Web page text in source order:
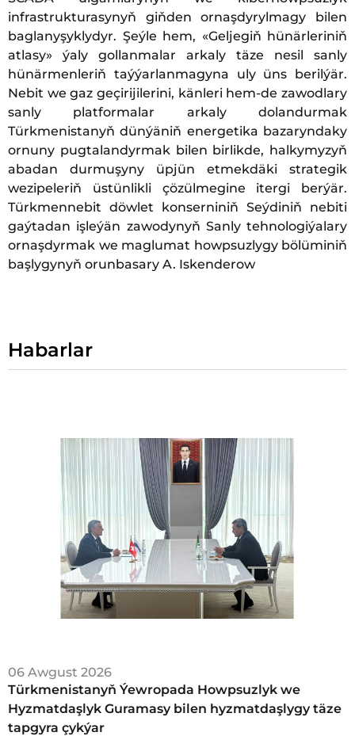
infrastrukturasynyň giňden ornaşdyrylmagy bilen
baglanyşyklydyr. Şeýle hem, «Geljegiň hünärleriniň
atlasy» ýaly gollanmalar arkaly täze nesil sanly
hünärmenleriň taýýarlanmagyna uly üns berilýär.
Nebit we gaz geçirijilerini, känleri hem-de zawodlary
sanly platformalar arkaly dolandurmak
Türkmenistanyň dünýäniň energetika bazaryndaky
ornuny pugtalandyrmak bilen birlikde, halkymyzyň
abadan durmuşyny üpjün etmekdäki strategik
wezipeleriň üstünlikli çözülmegine itergi berýär.
Türkmennebit döwlet konserniniň Seýdiniň nebiti
gaýtadan işleýän zawodynyň Sanly tehnologiýalary
ornaşdyrmak we maglumat howpsuzlygy bölüminiň
başlygynyň orunbasary A. Iskenderow
Habarlar
06 Awgust 2026
Türkmenistanyň Ýewropada Howpsuzlyk we
Hyzmatdaşlyk Guramasy bilen hyzmatdaşlygy täze
tapgyra çykýar